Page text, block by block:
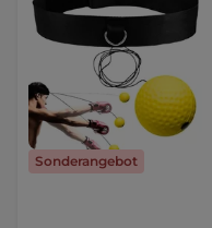
Sonderangebot